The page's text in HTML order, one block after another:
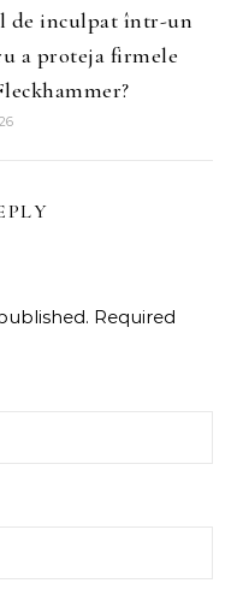
de inculpat într-un
a proteja firmele
Required